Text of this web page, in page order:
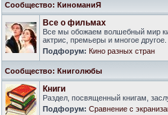
Сообщество: КиноманиЯ
Все о фильмах
Все мы обожаем волшебный мир
актрис, премьеры и многое другое.
Подфорум: Кино разных стран
Сообщество: Книголюбы
Книги
Раздел, посвященный книгам,
Подфорум: Сравнение с